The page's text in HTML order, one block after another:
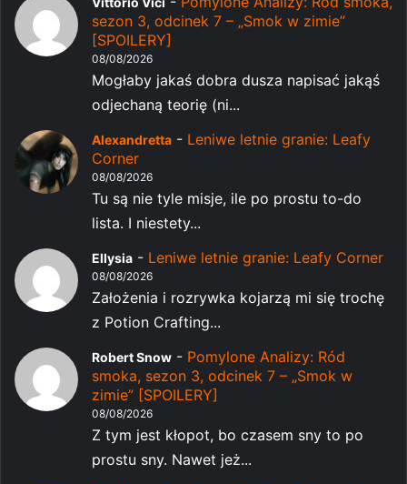
sezon 3, odcinek 7 – „Smok w zimie”
[SPOILERY]
08/08/2026
Mogłaby jakaś dobra dusza napisać jakąś
odjechaną teorię (ni...
Alexandretta - Leniwe letnie granie: Leafy
Corner
08/08/2026
Tu są nie tyle misje, ile po prostu to-do
lista. I niestety...
Ellysia - Leniwe letnie granie: Leafy Corner
08/08/2026
Założenia i rozrywka kojarzą mi się trochę
z Potion Crafting...
Robert Snow - Pomylone Analizy: Ród
smoka, sezon 3, odcinek 7 – „Smok w
zimie” [SPOILERY]
08/08/2026
Z tym jest kłopot, bo czasem sny to po
prostu sny. Nawet jeż...